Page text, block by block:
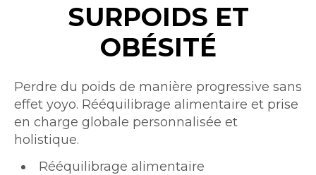
SURPOIDS ET
OBÉSITÉ
Intro
Perdre du poids de manière progressive sans
effet yoyo. Rééquilibrage alimentaire et prise
en charge globale personnalisée et
holistique.
TexteRééquilibrage alimentaire